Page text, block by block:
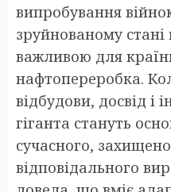
випробування
зруйнованому стані
важливою для
нафтопереробка.
відбудови, досвід і
гіганта стануть
сучасного,
відповідального